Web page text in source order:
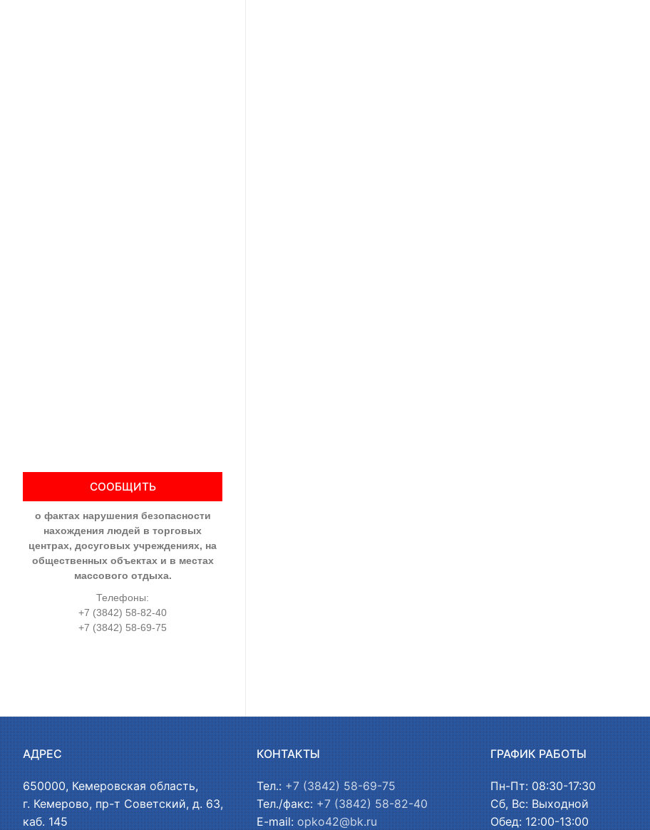
СООБЩИТЬ
о фактах нарушения безопасности
нахождения людей в торговых
центрах, досуговых учреждениях, на
общественных объектах и в местах
массового отдыха.
Телефоны:
+7 (3842) 58-82-40
+7 (3842) 58-69-75
АДРЕС
650000, Кемеровская область,
г. Кемерово, пр-т Советский, д. 63,
каб. 145
КОНТАКТЫ
Тел.:+7 (3842) 58-69-75
Тел./факс:+7 (3842) 58-82-40
E-mail:opko42@bk.ru
ГРАФИК РАБОТЫ
Пн-Пт: 08:30-17:30
Сб, Вс: Выходной
Обед: 12:00-13:00